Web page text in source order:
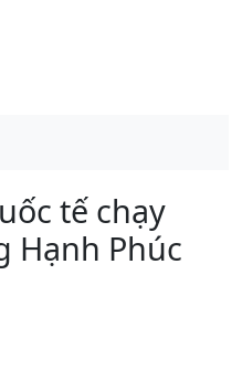
tế chạy
Hạnh Phúc